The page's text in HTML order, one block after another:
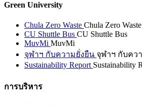
Green University
Chula Zero Waste Chula Zero Waste
CU Shuttle Bus CU Shuttle Bus
MuvMi MuvMi
จุฬาฯ กับความยั่งยืน จุฬาฯ กับคว
Sustainability Report Sustainability
การบริหาร